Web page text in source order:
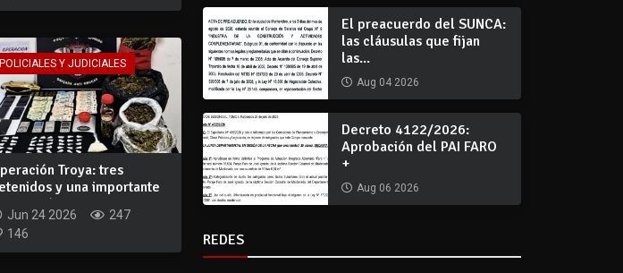
POLICIALES Y JUDICIALES
Troya: tres
y una importante
Jun 24 2026
247
146
El preacuerdo del SUNCA:
las cláusulas que fijan
las...
Aug 04 2026
Decreto 4122/2026:
Aprobación del PAI FARO
+
Aug 06 2026
REDES